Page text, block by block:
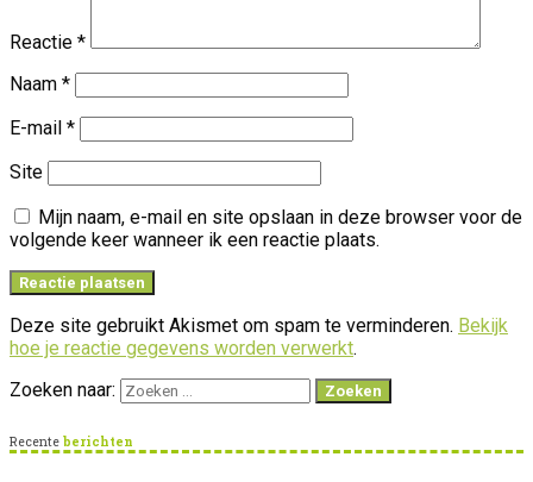
Reactie *
Naam *
E-mail *
Site
Mijn naam, e-mail en site opslaan in deze browser voor de
volgende keer wanneer ik een reactie plaats.
Deze site gebruikt Akismet om spam te verminderen. Bekijk
hoe je reactie gegevens worden verwerkt.
Zoeken naar:
Recente berichten